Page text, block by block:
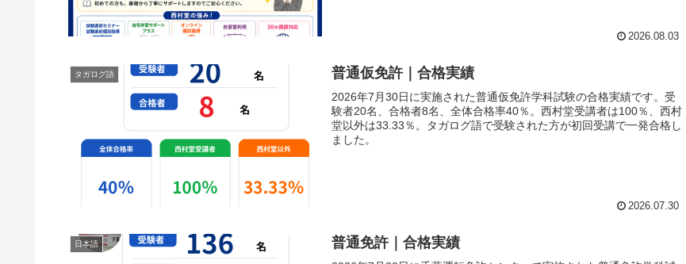
2026.08.03
タガログ語 普通仮免許｜合格実績
2026年7月30日に実施された普通仮免許学科試験の合格実績です。受
験者20名、合格者8名、全体合格率40％。西村堂受講者は100％、西村
堂以外は33.33％。タガログ語で受験された方が初回受講で一発合格し
ました。
2026.07.30
日本語 普通免許｜合格実績